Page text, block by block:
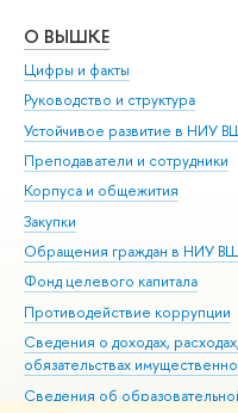
О ВЫШКЕ
Цифры и факты
Руководство и структура
Устойчивое развитие в НИУ
Преподаватели и сотрудники
Корпуса и общежития
Закупки
Обращения граждан в НИУ
Фонд целевого капитала
Противодействие коррупции
Сведения о доходах,
обязательствах
Сведения об